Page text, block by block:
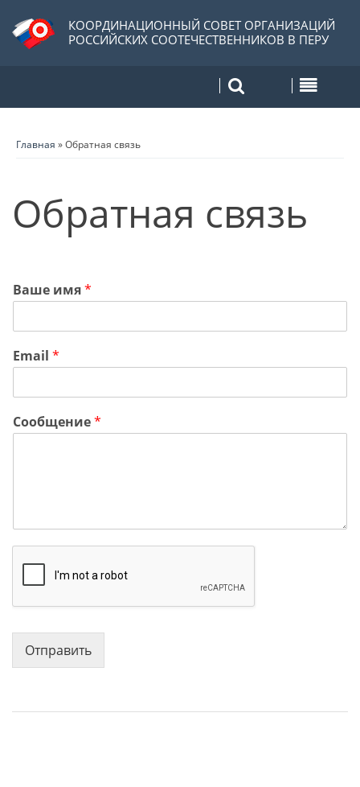
КООРДИНАЦИОННЫЙ СОВЕТ ОРГАНИЗАЦИЙ
РОССИЙСКИХ СООТЕЧЕСТВЕННИКОВ В ПЕРУ
Главная »Обратная связь
Обратная связь
Ваше имя*
Email *
Сообщение*
Отправить